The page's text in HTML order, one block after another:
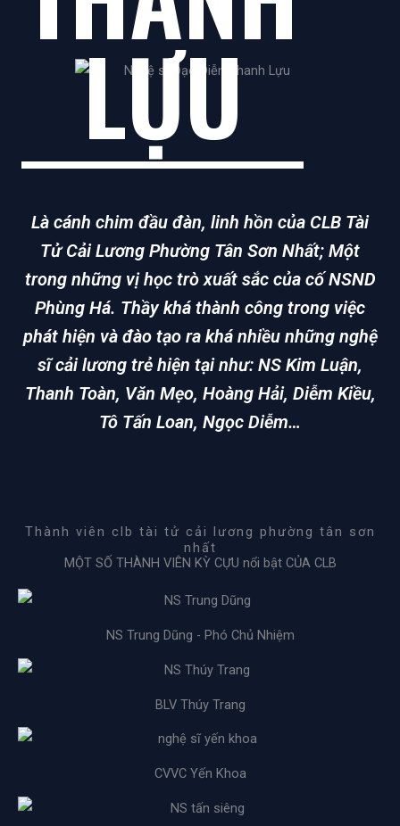
LỰU
Là cánh chim đầu đàn, linh hồn của CLB Tài
Tử Cải Lương Phường Tân Sơn Nhất; Một
trong những vị học trò xuất sắc của cố NSND
Phùng Há. Thầy khá thành công trong việc
phát hiện và đào tạo ra khá nhiều những nghệ
sĩ cải lương trẻ hiện tại như: NS Kim Luận,
Thanh Toàn, Văn Mẹo, Hoàng Hải, Diễm Kiều,
Tô Tấn Loan, Ngọc Diễm…
Thành viên clb tài tử cải lương phường tân sơn
nhất
MỘT SỐ THÀNH VIÊN KỲ CỰU nổi bật CỦA CLB
NS Trung Dũng - Phó Chủ Nhiệm
BLV Thúy Trang
CVVC Yến Khoa